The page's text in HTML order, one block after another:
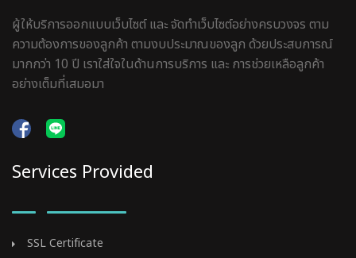
ผู้ให้บริการออกแบบเว็บไซต์ และ จัดทำเว็บไซต์อย่างครบวงจร ตาม
ความต้องการของลูกค้า ตามงบประมาณของลูก ด้วยประสบการณ์
มากกว่า 10 ปี เราใส่ใจในด้านการบริการ และ การช่วยเหลือลูกค้า
อย่างเต็มที่เสมอมา
Services Provided
SSL Certificate